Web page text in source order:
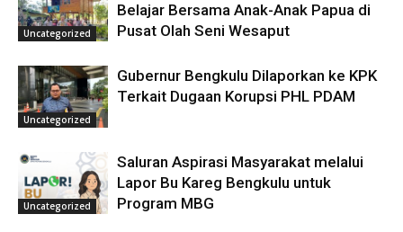
Uncategorized
Belajar Bersama Anak-Anak Papua di
Pusat Olah Seni Wesaput
Uncategorized
Gubernur Bengkulu Dilaporkan ke KPK
Terkait Dugaan Korupsi PHL PDAM
Uncategorized
Saluran Aspirasi Masyarakat melalui
Lapor Bu Kareg Bengkulu untuk
Program MBG